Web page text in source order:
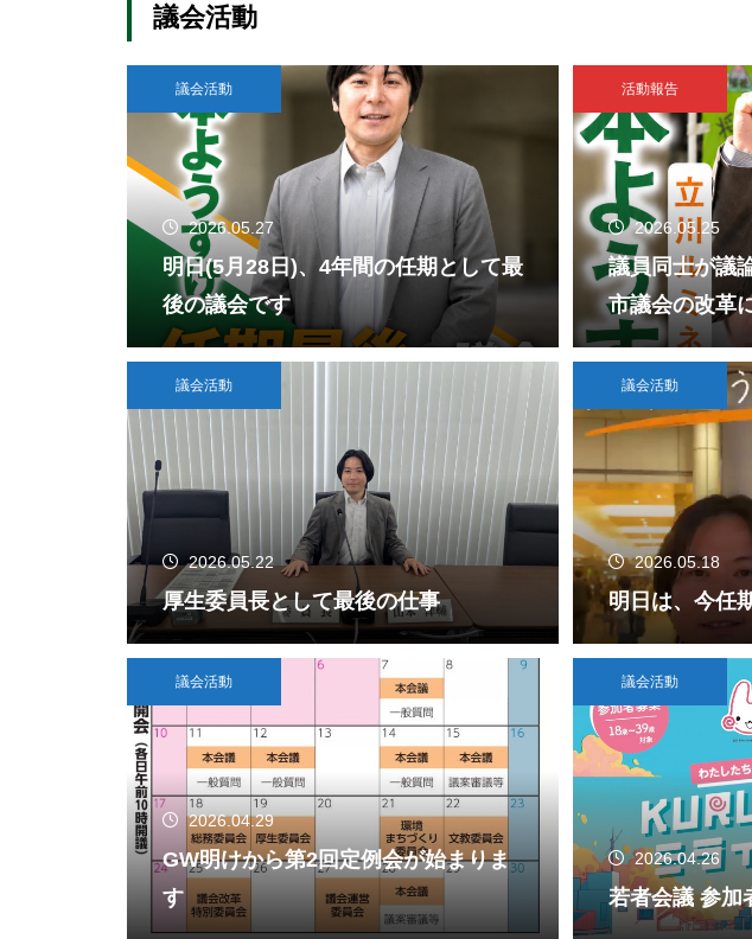
議会活動
議会活動
2026.05.27
明日(5月28日)、4年間の任期として最
後の議会です
活動報告
2026.05.25
議員同士が議
市議会の改革
議会活動
2026.05.22
厚生委員長として最後の仕事
議会活動
2026.05.18
明日は、今任
議会活動
2026.04.29
GW明けから第2回定例会が始まりま
す
議会活動
2026.04.26
若者会議 参加